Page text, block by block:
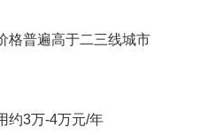
格普遍高于二三线城市‌
约3万-4万元/年‌